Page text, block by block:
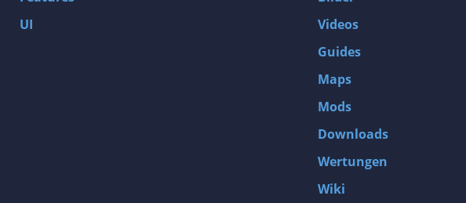
UI
Videos
Guides
Maps
Mods
Downloads
Wertungen
Wiki